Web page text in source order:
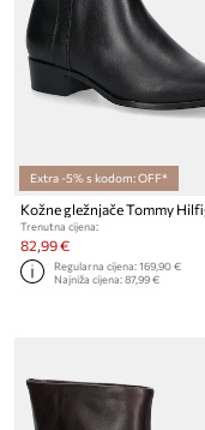
Extra -5% s kodom: OFF*
Trenutna cijena:
82,99 €
Regularna cijena:169,90 €
Najniža cijena:87,99 €